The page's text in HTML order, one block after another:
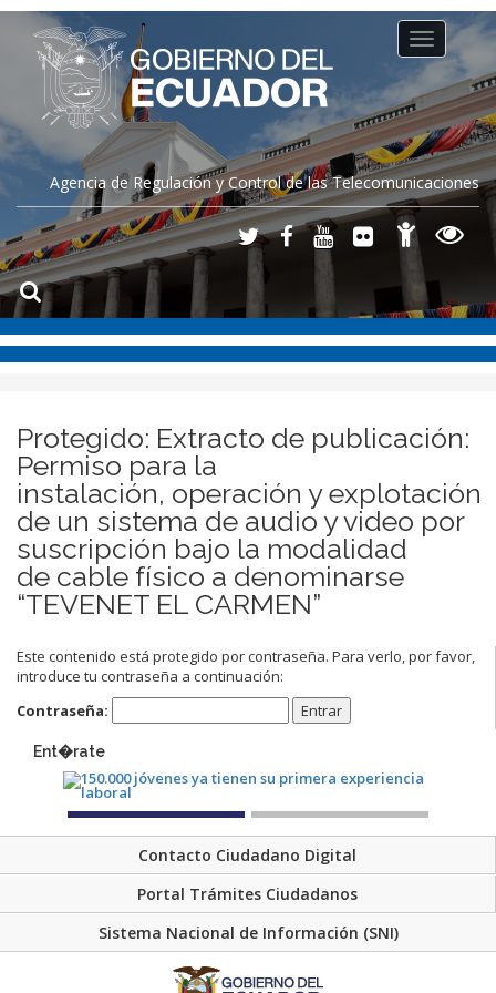
Agencia de Regulación y Control de las Telecomunicaciones
Toggle
navigation
Protegido: Extracto de publicación:
Permiso para la
instalación, operación y explotación
de un sistema de audio y video por
suscripción bajo la modalidad
de cable físico a denominarse
“TEVENET EL CARMEN”
Este contenido está protegido por contraseña. Para verlo, por favor,
introduce tu contraseña a continuación:
Contraseña:
Ent�rate
Contacto Ciudadano Digital
Portal Trámites Ciudadanos
Sistema Nacional de Información (SNI)